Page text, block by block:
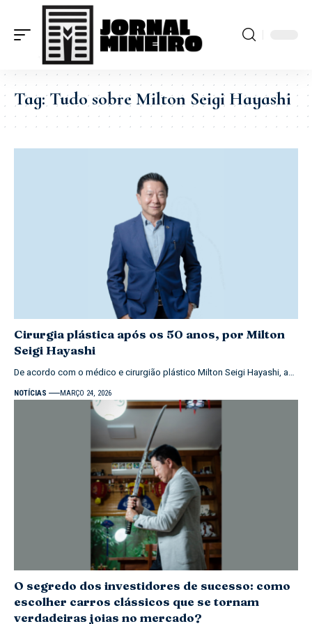
Tag:Tudo sobre Milton Seigi Hayashi
Cirurgia plástica após os 50 anos, por Milton
Seigi Hayashi
De acordo com o médico e cirurgião plástico Milton Seigi Hayashi, a…
NOTÍCIAS MARÇO 24, 2026
O segredo dos investidores de sucesso: como
escolher carros clássicos que se tornam
verdadeiras joias no mercado?